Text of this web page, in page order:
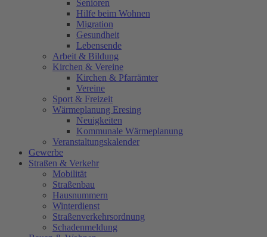
Senioren
Hilfe beim Wohnen
Migration
Gesundheit
Lebensende
Arbeit & Bildung
Kirchen & Vereine
Kirchen & Pfarrämter
Vereine
Sport & Freizeit
Wärmeplanung Eresing
Neuigkeiten
Kommunale Wärmeplanung
Veranstaltungskalender
Gewerbe
Straßen & Verkehr
Mobilität
Straßenbau
Hausnummern
Winterdienst
Straßenverkehrsordnung
Schadenmeldung